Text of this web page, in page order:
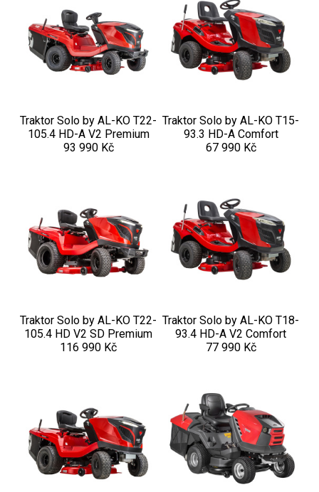
Nůžky na živý plot
Vysavače a foukače
Štěpkovače a drtiče
Elektrické tříkolky pro seniory
Elektrické tříkolky pracovní
Náhradní díly
Náhradní díly Challenge
Náhradní díly Honda
Náhradní díly Starjet
Traktor Solo by AL-KO T22-
105.4 HD-A V2 Premium
93 990 Kč
Traktor Solo by AL-KO T15-
93.3 HD-A Comfort
67 990 Kč
Traktor Solo by AL-KO T22-
105.4 HD V2 SD Premium
116 990 Kč
Traktor Solo by AL-KO T18-
93.4 HD-A V2 Comfort
77 990 Kč